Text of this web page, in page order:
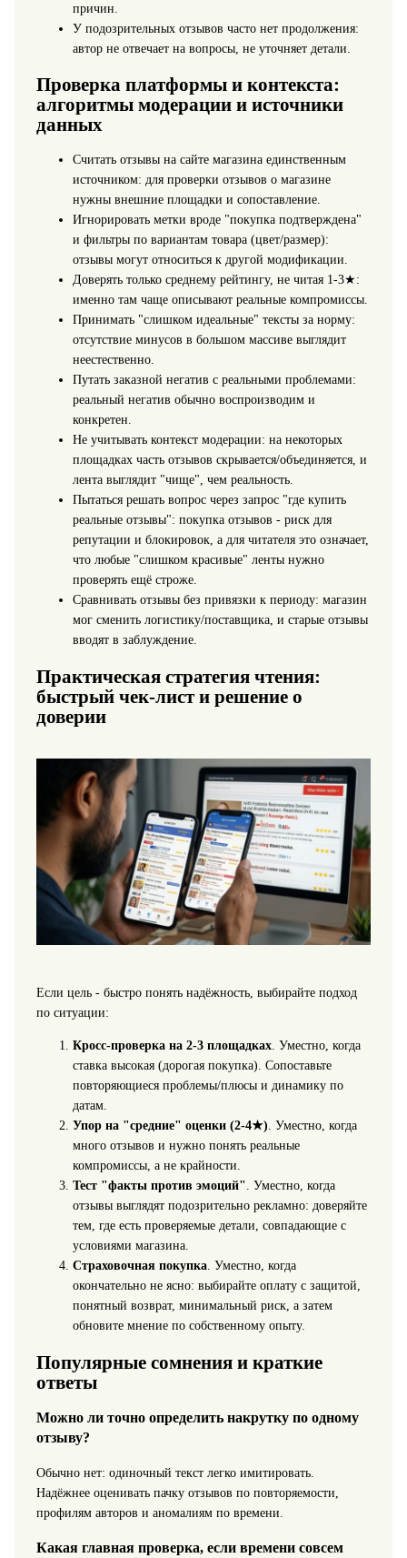
причин.
У подозрительных отзывов часто нет продолжения:
автор не отвечает на вопросы, не уточняет детали.
Проверка платформы и контекста:
алгоритмы модерации и источники
данных
Считать отзывы на сайте магазина единственным
источником: для проверки отзывов о магазине
нужны внешние площадки и сопоставление.
Игнорировать метки вроде "покупка подтверждена"
и фильтры по вариантам товара (цвет/размер):
отзывы могут относиться к другой модификации.
Доверять только среднему рейтингу, не читая 1-3★:
именно там чаще описывают реальные компромиссы.
Принимать "слишком идеальные" тексты за норму:
отсутствие минусов в большом массиве выглядит
неестественно.
Путать заказной негатив с реальными проблемами:
реальный негатив обычно воспроизводим и
конкретен.
Не учитывать контекст модерации: на некоторых
площадках часть отзывов скрывается/объединяется, и
лента выглядит "чище", чем реальность.
Пытаться решать вопрос через запрос "где купить
реальные отзывы": покупка отзывов - риск для
репутации и блокировок, а для читателя это означает,
что любые "слишком красивые" ленты нужно
проверять ещё строже.
Сравнивать отзывы без привязки к периоду: магазин
мог сменить логистику/поставщика, и старые отзывы
вводят в заблуждение.
Практическая стратегия чтения:
быстрый чек-лист и решение о
доверии
Если цель - быстро понять надёжность, выбирайте подход
по ситуации:
Кросс-проверка на 2-3 площадках. Уместно, когда
ставка высокая (дорогая покупка). Сопоставьте
повторяющиеся проблемы/плюсы и динамику по
датам.
Упор на "средние" оценки (2-4★). Уместно, когда
много отзывов и нужно понять реальные
компромиссы, а не крайности.
Тест "факты против эмоций". Уместно, когда
отзывы выглядят подозрительно рекламно: доверяйте
тем, где есть проверяемые детали, совпадающие с
условиями магазина.
Страховочная покупка. Уместно, когда
окончательно не ясно: выбирайте оплату с защитой,
понятный возврат, минимальный риск, а затем
обновите мнение по собственному опыту.
Популярные сомнения и краткие
ответы
Можно ли точно определить накрутку по одному
отзыву?
Обычно нет: одиночный текст легко имитировать.
Надёжнее оценивать пачку отзывов по повторяемости,
профилям авторов и аномалиям по времени.
Какая главная проверка, если времени совсем